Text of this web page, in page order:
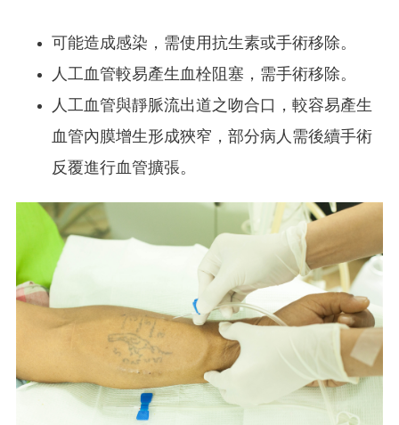
可能造成感染，需使用抗生素或手術移除。
人工血管較易產生血栓阻塞，需手術移除。
人工血管與靜脈流出道之吻合口，較容易產生
血管內膜增生形成狹窄，部分病人需後續手術
反覆進行血管擴張。